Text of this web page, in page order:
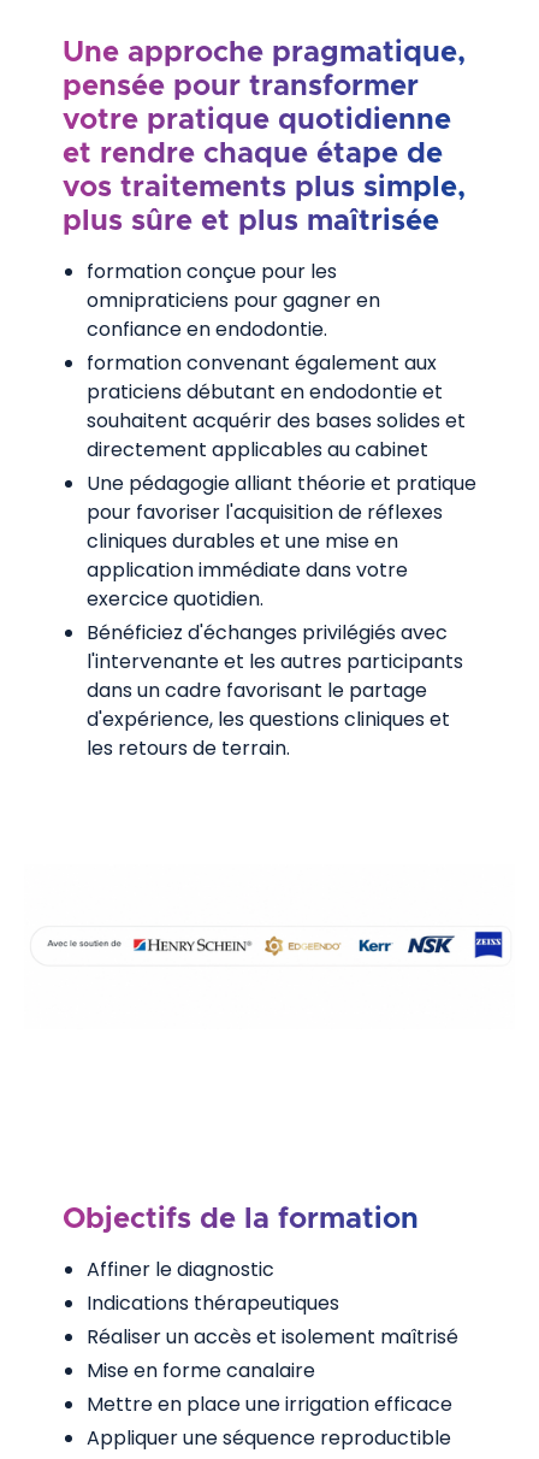
Une approche pragmatique,
pensée pour transformer
votre pratique quotidienne
et rendre chaque étape de
vos traitements plus simple,
plus sûre et plus maîtrisée
formation conçue pour les
omnipraticiens pour gagner en
confiance en endodontie.
formation convenant également aux
praticiens débutant en endodontie et
souhaitent acquérir des bases solides et
directement applicables au cabinet
Une pédagogie alliant théorie et pratique
pour favoriser l'acquisition de réflexes
cliniques durables et une mise en
application immédiate dans votre
exercice quotidien.
Bénéficiez d'échanges privilégiés avec
l'intervenante et les autres participants
dans un cadre favorisant le partage
d'expérience, les questions cliniques et
les retours de terrain.
Objectifs de la formation
Affiner le diagnostic
Indications thérapeutiques
Réaliser un accès et isolement maîtrisé
Mise en forme canalaire
Mettre en place une irrigation efficace
Appliquer une séquence reproductible